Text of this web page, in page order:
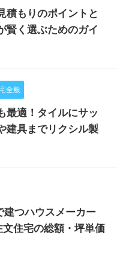
積もりのポイントと
賢く選ぶためのガイ
全般
最適！タイルにサッ
建具までリクシル製
つハウスメーカー
住宅の総額・坪単価